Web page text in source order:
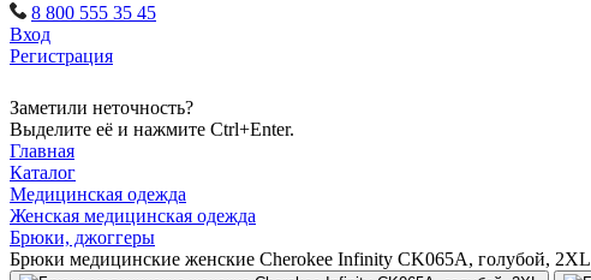
8 800 555 35 45
Вход
Регистрация
Заметили неточность?
Выделите её и нажмите Ctrl+Enter.
Главная
Каталог
Медицинская одежда
Женская медицинская одежда
Брюки, джоггеры
Брюки медицинские женские Cherokee Infinity CK065A, голубой, 2XL